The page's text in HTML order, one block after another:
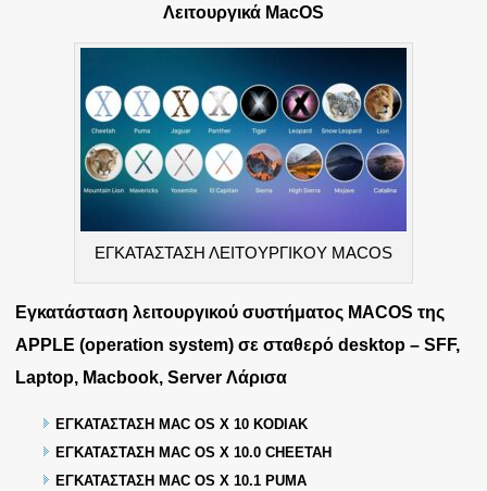
Λειτουργικά MacOS
ΕΓΚΑΤΑΣΤΑΣΗ ΛΕΙΤΟΥΡΓΙΚΟΥ MACOS
Εγκατάσταση λειτουργικού συστήματος MACOS της
APPLE (operation system) σε σταθερό desktop – SFF,
Laptop, Macbook, ServerΛάρισα
ΕΓΚΑΤΑΣΤΑΣΗ MAC OS X 10 KODIAK
ΕΓΚΑΤΑΣΤΑΣΗ MAC OS X 10.0 CHEETAH
ΕΓΚΑΤΑΣΤΑΣΗ MAC OS X 10.1 PUMA